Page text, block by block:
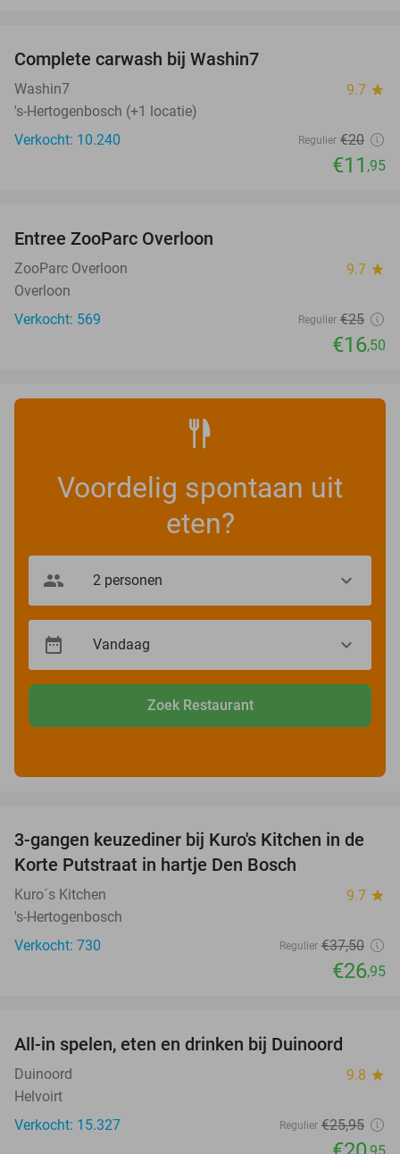
Complete carwash bij Washin7
Washin7 9.7 star
's-Hertogenbosch (+1 locatie)
Verkocht: 10.240
Regulier €20
€11 ,95
TODAY
Entree ZooParc Overloon
ZooParc Overloon 9.7 star
Overloon
Verkocht: 569
Regulier €25
€16,50
Voordelig spontaan uit
eten?
Zoek Restaurant
28%
3-gangen keuzediner bij Kuro's Kitchen in de
Korte Putstraat in hartje Den Bosch
Kuro´s Kitchen 9.7 star
's-Hertogenbosch
Verkocht: 730
Regulier €37,50
€26,95
All-in spelen, eten en drinken bij Duinoord
Duinoord 9.8 star
Helvoirt
Verkocht: 15.327
Regulier €25,95